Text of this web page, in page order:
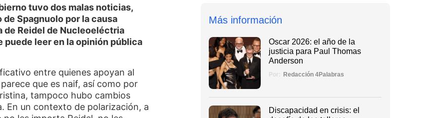
tuvo dos malas noticias,
Spagnuolo por la causa
de Reidel de Nucleoeléctria
puede leer en la opinión pública
entre quienes apoyan al
que es naif, así como por
tampoco hubo cambios
En un contexto de polarización, a
Más información
Oscar 2026: el año de la
justicia para Paul Thomas
Anderson
Por: Redacción 4Palabras
Discapacidad en crisis: el